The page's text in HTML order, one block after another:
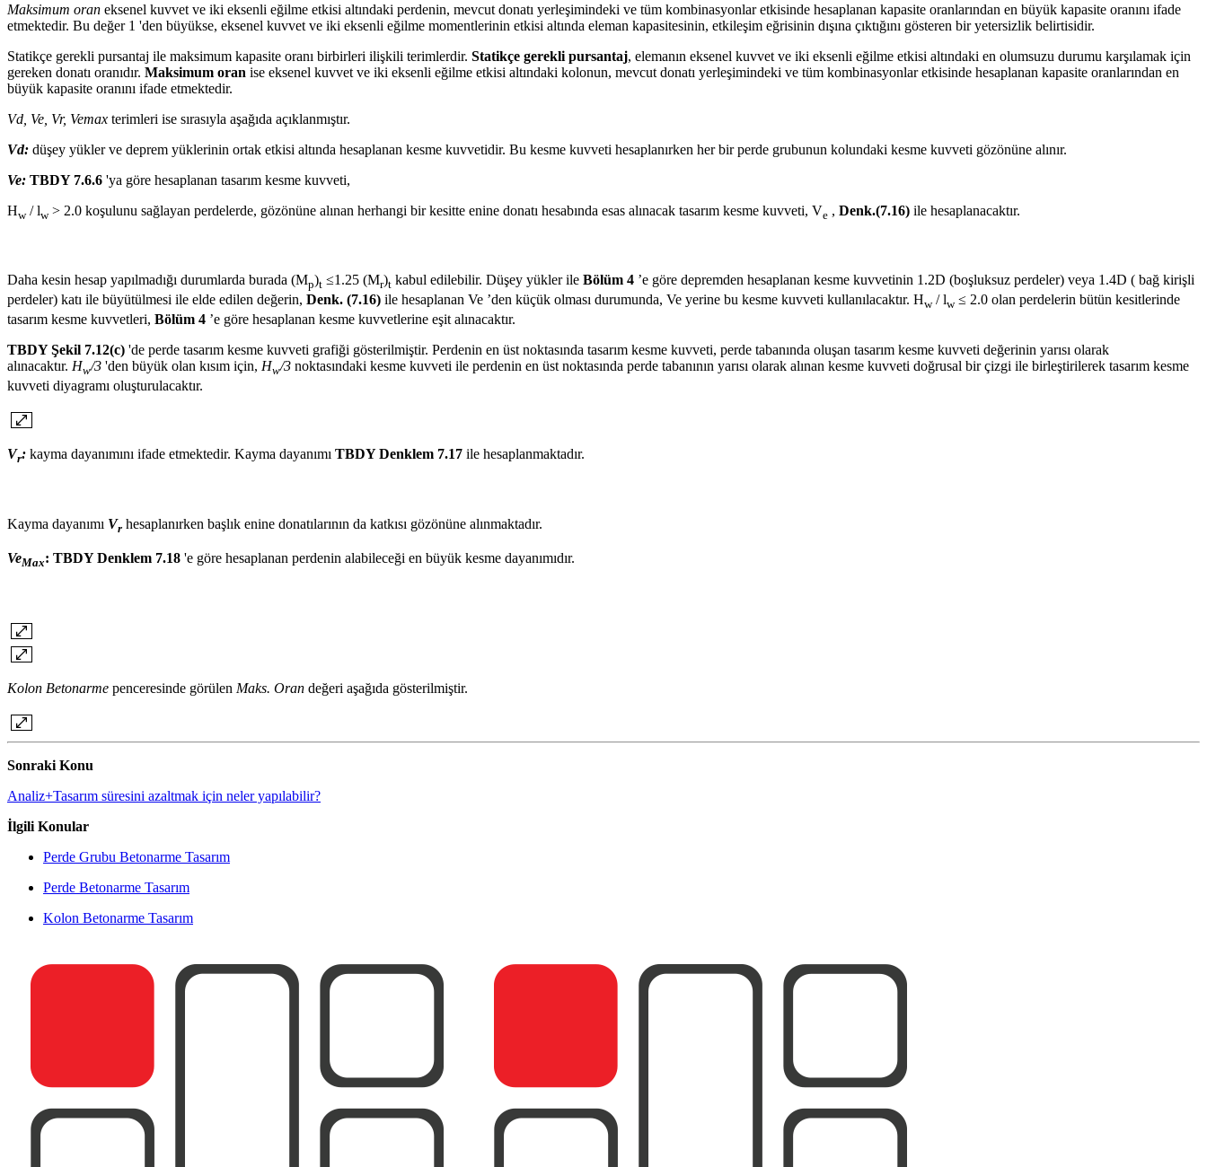
Maksimum oran eksenel kuvvet ve iki eksenli eğilme etkisi altındaki perdenin, mevcut donatı yerleşimindeki ve tüm kombinasyonlar etkisinde hesaplanan kapasite oranlarından en büyük kapasite oranını ifade
etmektedir. Bu değer 1 'den büyükse, eksenel kuvvet ve iki eksenli eğilme momentlerinin etkisi altında eleman kapasitesinin, etkileşim eğrisinin dışına çıktığını gösteren bir yetersizlik belirtisidir.
Statikçe gerekli pursantaj ile maksimum kapasite oranı birbirleri ilişkili terimlerdir. Statikçe gerekli pursantaj, elemanın eksenel kuvvet ve iki eksenli eğilme etkisi altındaki en olumsuzu durumu karşılamak için
gereken donatı oranıdır. Maksimum oran ise eksenel kuvvet ve iki eksenli eğilme etkisi altındaki kolonun, mevcut donatı yerleşimindeki ve tüm kombinasyonlar etkisinde hesaplanan kapasite oranlarından en
büyük kapasite oranını ifade etmektedir.
Vd, Ve, Vr, Vemax terimleri ise sırasıyla aşağıda açıklanmıştır.
Vd: düşey yükler ve deprem yüklerinin ortak etkisi altında hesaplanan kesme kuvvetidir. Bu kesme kuvveti hesaplanırken her bir perde grubunun kolundaki kesme kuvveti gözönüne alınır.
Ve: TBDY 7.6.6 'ya göre hesaplanan tasarım kesme kuvveti,
Hw/ lw> 2.0 koşulunu sağlayan perdelerde, gözönüne alınan herhangi bir kesitte enine donatı hesabında esas alınacak tasarım kesme kuvveti, Ve , Denk.(7.16) ile hesaplanacaktır.
Daha kesin hesap yapılmadığı durumlarda burada (Mp)t ≤1.25 (Mr)t kabul edilebilir. Düşey yükler ile Bölüm 4 ’e göre depremden hesaplanan kesme kuvvetinin 1.2D (boşluksuz perdeler) veya 1.4D ( bağ kirişli
perdeler) katı ile büyütülmesi ile elde edilen değerin, Denk. (7.16) ile hesaplanan Ve ’den küçük olması durumunda, Ve yerine bu kesme kuvveti kullanılacaktır. Hw/ lw≤ 2.0 olan perdelerin bütün kesitlerinde
tasarım kesme kuvvetleri, Bölüm 4 ’e göre hesaplanan kesme kuvvetlerine eşit alınacaktır.
TBDY Şekil 7.12(c) 'de perde tasarım kesme kuvveti grafiği gösterilmiştir. Perdenin en üst noktasında tasarım kesme kuvveti, perde tabanında oluşan tasarım kesme kuvveti değerinin yarısı olarak
alınacaktır. Hw/3 'den büyük olan kısım için, Hw/3 noktasındaki kesme kuvveti ile perdenin en üst noktasında perde tabanının yarısı olarak alınan kesme kuvveti doğrusal bir çizgi ile birleştirilerek tasarım kesme
kuvveti diyagramı oluşturulacaktır.
Vr: kayma dayanımını ifade etmektedir. Kayma dayanımı TBDY Denklem 7.17 ile hesaplanmaktadır.
Kayma dayanımı Vr hesaplanırken başlık enine donatılarının da katkısı gözönüne alınmaktadır.
VeMax: TBDY Denklem 7.18 'e göre hesaplanan perdenin alabileceği en büyük kesme dayanımıdır.
Kolon Betonarme penceresinde görülen Maks. Oran değeri aşağıda gösterilmiştir.
Sonraki Konu
Analiz+Tasarım süresini azaltmak için neler yapılabilir?
İlgili Konular
Perde Grubu Betonarme Tasarım
Perde Betonarme Tasarım
Kolon Betonarme Tasarım